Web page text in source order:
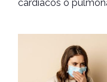
cardíacos o